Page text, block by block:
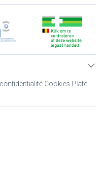
Cookies Plate-